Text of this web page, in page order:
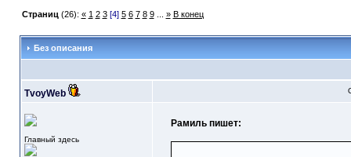
Страниц (26): « 1 2 3 [4] 5 6 7 8 9... » В конец
Без описания
TvoyWeb
Главный здесь
Рамиль пишет: